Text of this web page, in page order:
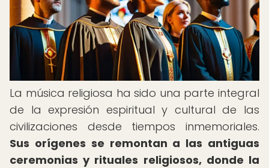
La música religiosa ha sido una parte integral
de la expresión espiritual y cultural de las
civilizaciones desde tiempos inmemoriales.
Sus orígenes se remontan a las antiguas
ceremonias y rituales religiosos, donde la